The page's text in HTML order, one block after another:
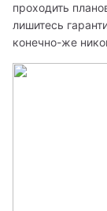
проходить
лишитесь
конечно-же